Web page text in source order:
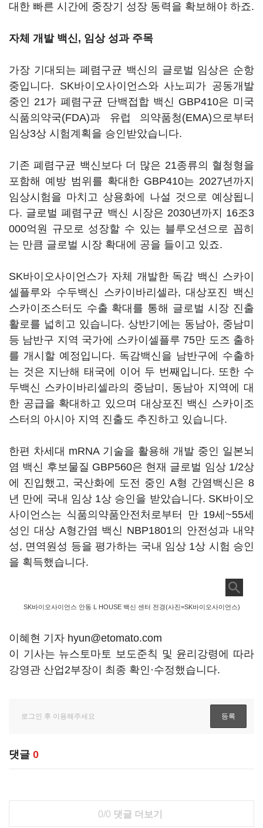
대한 빠른 시간에 중장기 성장 동력을 확보해야 하죠.
자체 개발 백신, 임상 성과 주목
가장 기대되는 폐렴구균 백신의 글로벌 임상은 순항
중입니다. SK바이오사이언스와 사노피가 공동개발
중인 21가 폐렴구균 단백접합 백신 GBP410은 미국
식품의약국(FDA)과 유럽 의약품청(EMA)으로부터
임상3상 시험계획을 승인받았습니다.
기존 폐렴구균 백신보다 더 많은 21종류의 혈청형을
포함해 예방 범위를 확대한 GBP410는 2027년까지
임상시험을 마치고 상용화에 나설 것으로 예상됩니
다. 글로벌 폐렴구균 백신 시장은 2030년까지 16조3
000억원 규모로 성장할 수 있는 블루오션으로 꼽히
는 만큼 글로벌 시장 확대에 공을 들이고 있죠.
SK바이오사이언스가 자체 개발한 독감 백신 스카이
셀플루와 수두백신 스카이바리셀라, 대상포진 백신
스카이조스터도 수출 확대를 통해 글로벌 시장 진출
활로를 넓히고 있습니다. 상반기에는 동남아, 중남미
등 남반구 지역 국가에 스카이셀플루 75만 도즈 출하
를 개시할 예정입니다. 독감백신을 남반구에 수출하
는 것은 지난해 태국에 이어 두 번째입니다. 또한 수
두백신 스카이바리셀라의 중남미, 동남아 지역에 대
한 공급을 확대하고 있으며 대상포진 백신 스카이조
스터의 아시아 지역 진출도 추진하고 있습니다.
한편 차세대 mRNA 기술을 활용해 개발 중인 일본뇌
염 백신 후보물질 GBP560은 현재 글로벌 임상 1/2상
에 진입했고, 국산화에 도전 중인 A형 간염백신은 8
년 만에 국내 임상 1상 승인을 받았습니다. SK바이오
사이언스는 식품의약품안전처로부터 만 19세~55세
성인 대상 A형간염 백신 NBP1801의 안전성과 내약
성, 면역원성 등을 평가하는 국내 임상 1상 시험 승인
을 획득했습니다.
SK바이오사이언스 안동 L HOUSE 백신 센터 전경(사진=SK바이오사이언스)
이혜현 기자 hyun@etomato.com
이 기사는 뉴스토마토 보도준칙 및 윤리강령에 따라
강영관 산업2부장이 최종 확인·수정했습니다.
댓글 0
0/0 댓글 더보기